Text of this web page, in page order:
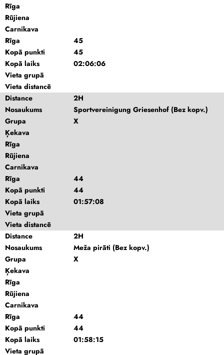
Rīga
Rūjiena
Carnikava
Rīga
45
Kopā punkti
45
Kopā laiks
02:06:06
Vieta grupā
Vieta distancē
Distance
2H
Nosaukums
Sportvereinigung Griesenhof (Bez kopv.)
Grupa
X
Ķekava
Rīga
Rūjiena
Carnikava
Rīga
44
Kopā punkti
44
Kopā laiks
01:57:08
Vieta grupā
Vieta distancē
Distance
2H
Nosaukums
Meža pirāti (Bez kopv.)
Grupa
X
Ķekava
Rīga
Rūjiena
Carnikava
Rīga
44
Kopā punkti
44
Kopā laiks
01:58:15
Vieta grupā